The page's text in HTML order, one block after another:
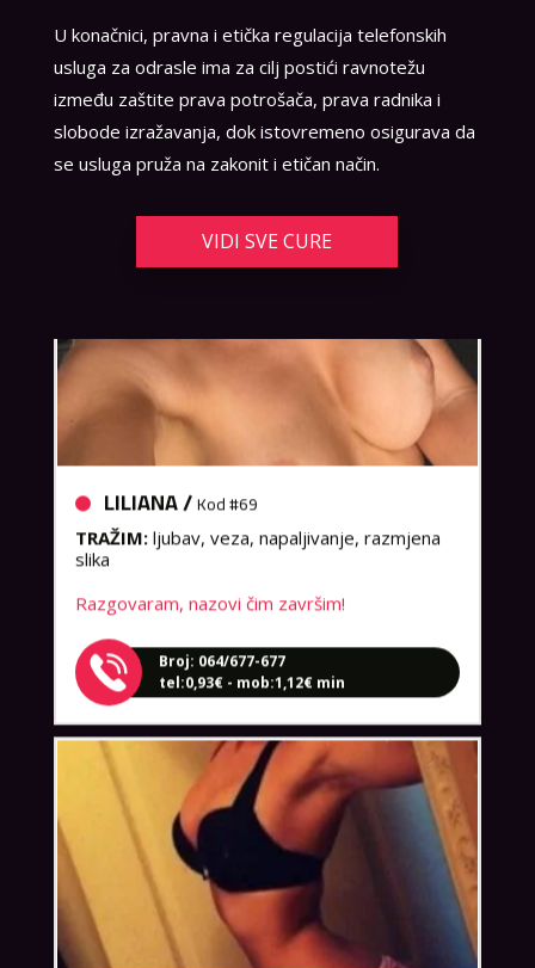
U konačnici, pravna i etička regulacija telefonskih
usluga za odrasle ima za cilj postići ravnotežu
između zaštite prava potrošača, prava radnika i
slobode izražavanja, dok istovremeno osigurava da
se usluga pruža na zakonit i etičan način.
VIDI SVE CURE
LILIANA /
TRAŽIM:ljubav, veza, napaljivanje, razmjena
slika
Broj: 064/677-677
tel:0,93€ - mob:1,12€ min